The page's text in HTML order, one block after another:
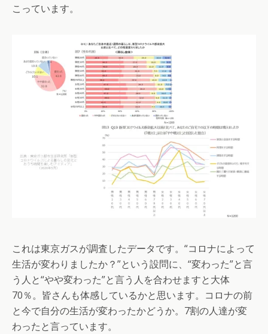
こっています。
これは東京ガスが調査したデータです。“コロナによって
生活が変わりましたか？”という設問に、“変わった”と言
う人と“やや変わった”と言う人を合わせますと大体
70％。皆さんも体感しているかと思います。コロナの前
と今で自分の生活が変わったかどうか。7割の人達が変
わったと言っています。